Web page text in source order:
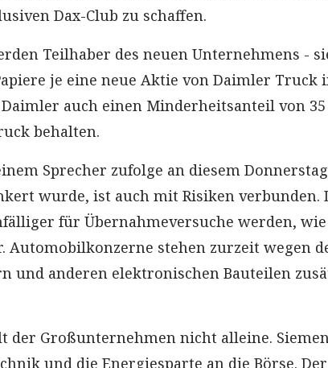
Dax-Club zu schaffen.
Teilhaber des neuen Unternehmens -
je eine neue Aktie von Daimler Truck
auch einen Minderheitsanteil von 35
behalten.
Sprecher zufolge an diesem
wurde, ist auch mit Risiken verbunden.
für Übernahmeversuche werden,
Automobilkonzerne stehen zurzeit wegen
und anderen elektronischen Bauteilen
der Großunternehmen nicht alleine.
und die Energiesparte an die Börse. Der